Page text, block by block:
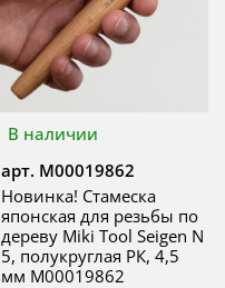
В наличии
арт. М00019862
Новинка! Стамеска
японская для резьбы по
дереву Miki Tool Seigen N
5, полукруглая РК, 4,5
мм М00019862